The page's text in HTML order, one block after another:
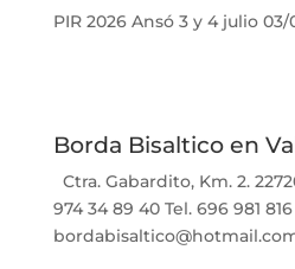
PIR 2026 Ansó 3 y 4 julio 03/
Borda Bisaltico en
Ctra. Gabardito, Km. 2.
974 34 89 40 Tel. 696 981